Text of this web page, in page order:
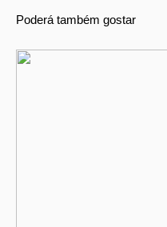
Poderá também gostar